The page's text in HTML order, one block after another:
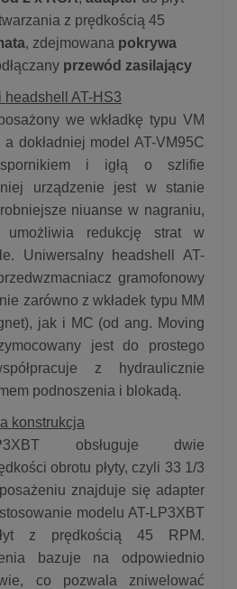
z prędkością 45
, zdejmowana pokrywa
przewód zasilający
headshell AT-HS3
we wkładkę typu VM
dokładniej model AT-VM95C
i igłą o szlifie
urządzenie jest w stanie
niuanse w nagraniu,
umożliwia redukcję strat w
Uniwersalny headshell AT-
gramofonowy
zarówno z wkładek typu MM
jak i MC (od ang. Moving
jest do prostego
z hydraulicznie
podnoszenia i blokadą.
konstrukcja
obsługuje dwie
obrotu płyty, czyli 33 1/3
znajduje się adapter
modelu AT-LP3XBT
z prędkością 45 RPM.
bazuje na odpowiednio
co pozwala zniwelować